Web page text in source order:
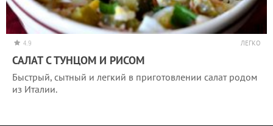
4.9 ЛЕГКО
САЛАТ С ТУНЦОМ И РИСОМ
Быстрый, сытный и легкий в приготовлении салат родом
из Италии.